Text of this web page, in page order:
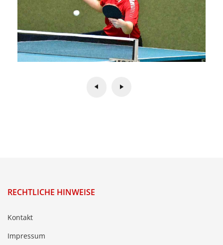
RECHTLICHE HINWEISE
Kontakt
Impressum